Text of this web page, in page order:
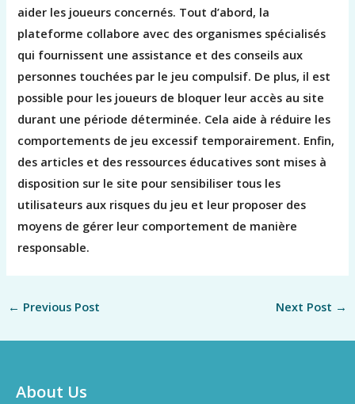
aider les joueurs concernés. Tout d’abord, la
plateforme collabore avec des organismes spécialisés
qui fournissent une assistance et des conseils aux
personnes touchées par le jeu compulsif. De plus, il est
possible pour les joueurs de bloquer leur accès au site
durant une période déterminée. Cela aide à réduire les
comportements de jeu excessif temporairement. Enfin,
des articles et des ressources éducatives sont mises à
disposition sur le site pour sensibiliser tous les
utilisateurs aux risques du jeu et leur proposer des
moyens de gérer leur comportement de manière
responsable.
← Previous Post Next Post →
About Us